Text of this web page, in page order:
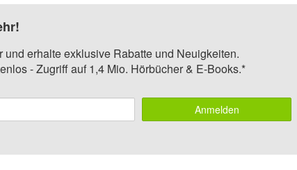
erhalte exklusive Rabatte und Neuigkeiten.
- Zugriff auf 1,4 Mio. Hörbücher & E-Books.*
Anmelden